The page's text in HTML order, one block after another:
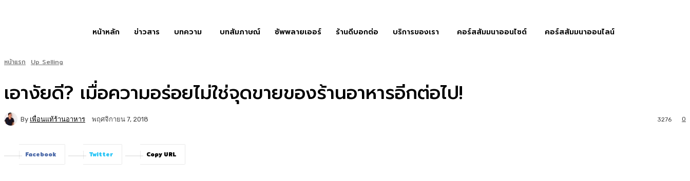
หน้าหลัก ข่าวสาร บทความ บทสัมภาษณ์ ซัพพลายเออร์ ร้านดีบอกต่อ บริการของเรา คอร์สสัมมนาออนไซต์ คอร์สสัมมนาออนไลน์
หน้าแรก Up Selling
เอางัยดี? เมื่อความอร่อยไม่ใช่จุดขายของร้านอาหารอีกต่อไป!
By เพื่อนแท้ร้านอาหาร พฤศจิกายน 7, 2018 0
3276
Facebook Twitter Copy URL